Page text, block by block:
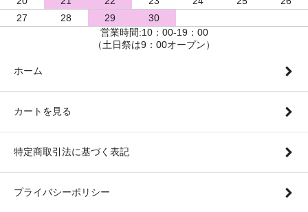
27
28 29
30
営業時間:10：00-19：00
（土日祭は9：00オープン）
ホーム
カートを見る
特定商取引法に基づく表記
プライバシーポリシー